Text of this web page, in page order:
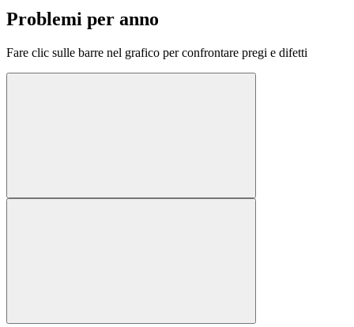
Problemi per anno
Fare clic sulle barre nel grafico per confrontare pregi e difetti